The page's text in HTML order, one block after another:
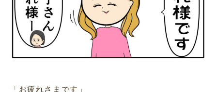
「お疲れさまです」